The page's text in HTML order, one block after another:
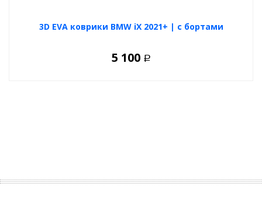
3D EVA коврики BMW iX 2021+ | с бортами
5 100 Р